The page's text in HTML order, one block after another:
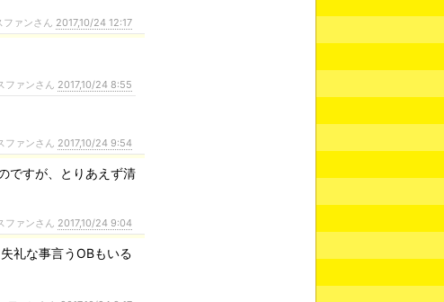
ァンさん 2017,10/24 12:17
ファンさん 2017,10/24 8:55
ファンさん 2017,10/24 9:54
ですが、とりあえず清
ファンさん 2017,10/24 9:04
礼な事言うOBもいる